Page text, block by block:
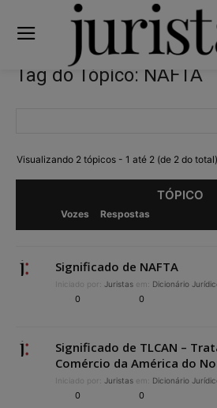
Tag do Tópico: NAFTA
Visualizando 2 tópicos - 1 até 2 (de 2 do total)
TÓPICO
Vozes Respostas
Significado de NAFTA
Iniciado por: Juristas em: Dicionário
0 0
Significado de TLCAN –
Comércio da América do
Iniciado por: Juristas em: Dicionário
0 0